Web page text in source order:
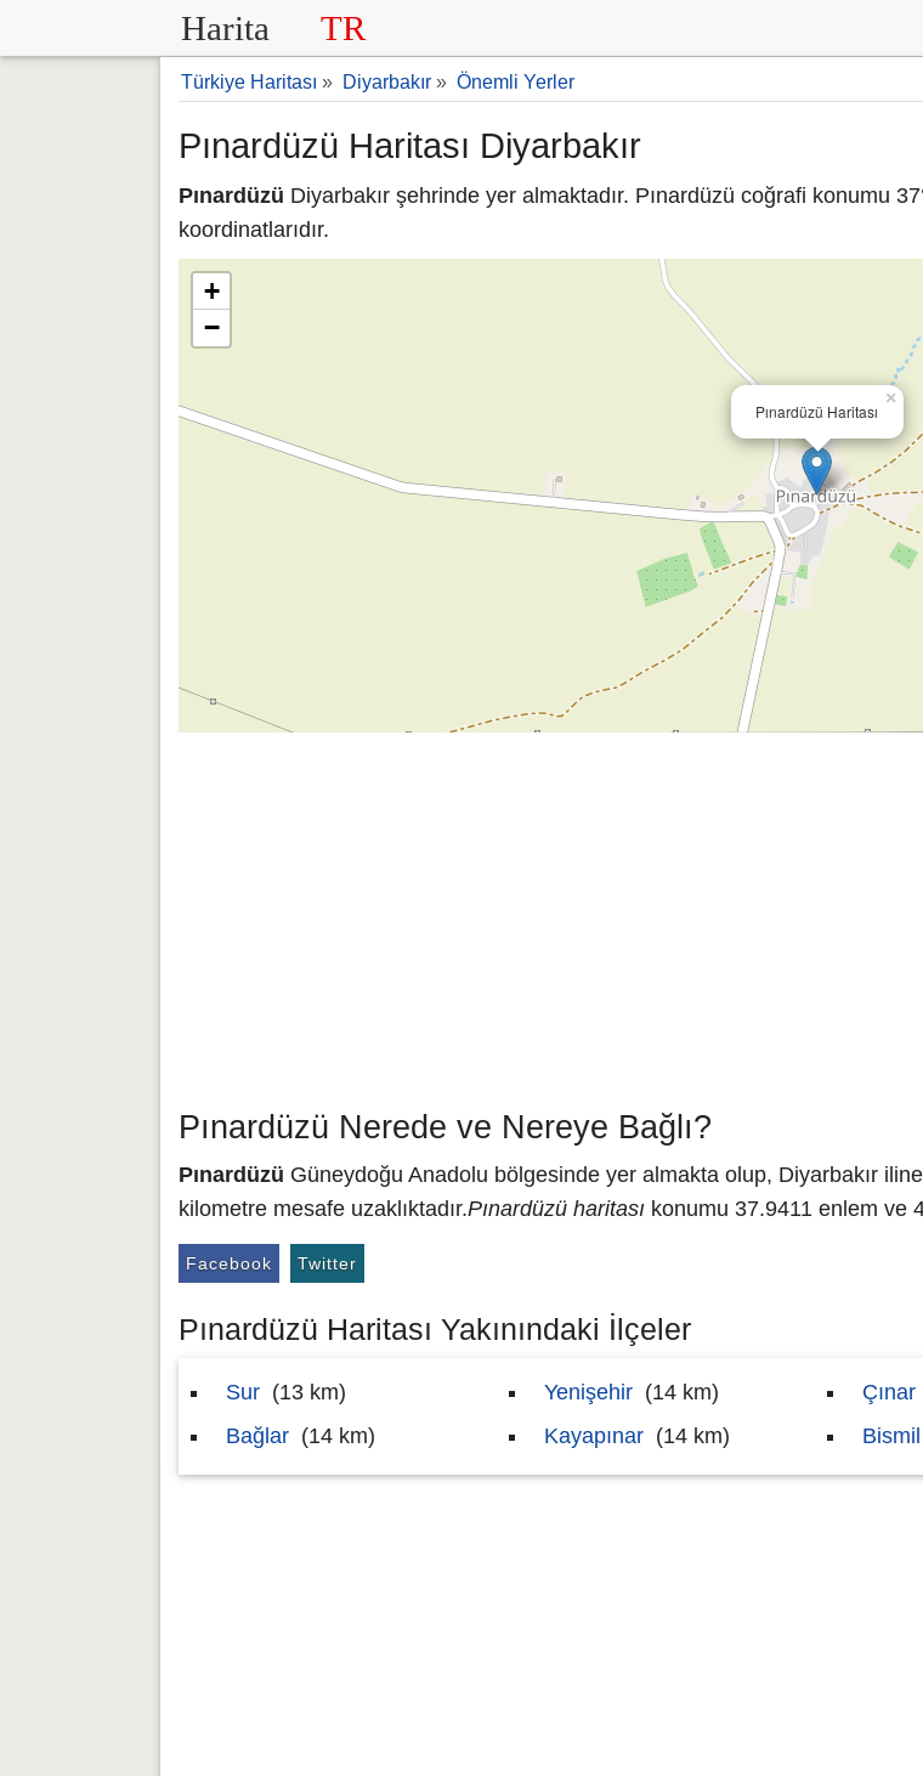
Harita TR
Türkiye Haritası » Diyarbakır » Önemli Yerler
Pınardüzü Haritası Diyarbakır
Pınardüzü Diyarbakır şehrinde yer almaktadır. Pınardüzü coğrafi konumu
koordinatlarıdır.
Pınardüzü Haritası
×
+
−
Pınardüzü Nerede ve Nereye Bağlı?
Pınardüzü Güneydoğu Anadolu bölgesinde yer almakta olup, Diyarbakır iline
kilometre mesafe uzaklıktadır.Pınardüzü haritası konumu 37.9411 enlem ve
Facebook Twitter
Pınardüzü Haritası Yakınındaki İlçeler
Sur (13 km)
Bağlar (14 km)
Yenişehir (14 km)
Kayapınar (14 km)
Çınar
Bismil